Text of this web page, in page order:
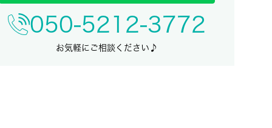
050-5212-3772
お気軽にご相談ください♪